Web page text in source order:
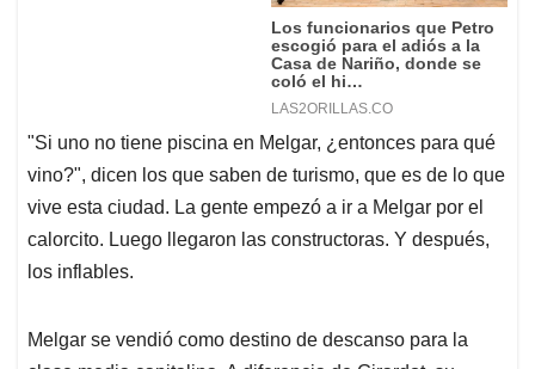
"Si uno no tiene piscina en Melgar, ¿entonces para qué
vino?", dicen los que saben de turismo, que es de lo que
vive esta ciudad. La gente empezó a ir a Melgar por el
calorcito. Luego llegaron las constructoras. Y después,
los inflables.
Melgar se vendió como destino de descanso para la